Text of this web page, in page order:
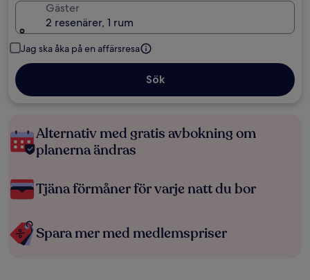
Gäster
2 resenärer, 1 rum
Jag ska åka på en affärsresa
Sök
Alternativ med gratis avbokning om
planerna ändras
Tjäna förmåner för varje natt du bor
Spara mer med medlemspriser